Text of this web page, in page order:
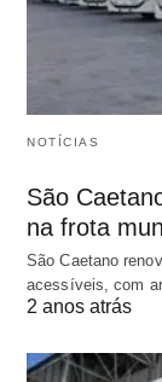
NOTÍCIAS
São
na frota
São Caetano
acessíveis, com
2 anos atrás